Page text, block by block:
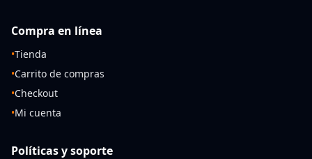
Compra en línea
•Tienda
•Carrito de compras
•Checkout
•Mi cuenta
Políticas y soporte